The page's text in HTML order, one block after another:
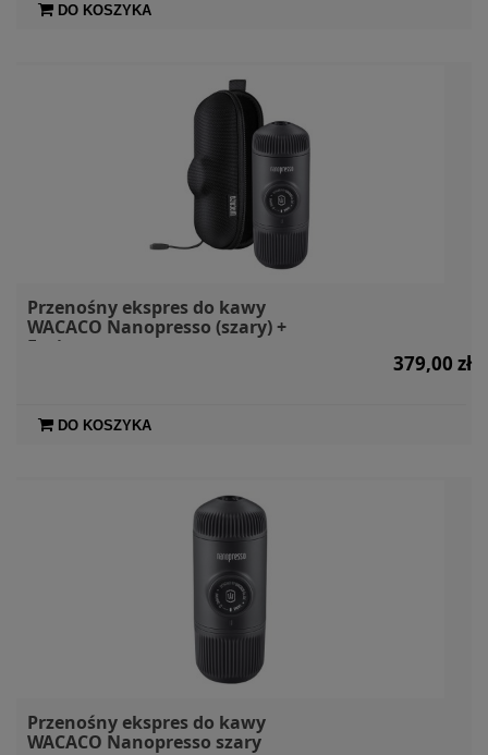
DO KOSZYKA
Przenośny ekspres do kawy
WACACO Nanopresso (szary) +
Etui
379,00 zł
DO KOSZYKA
Przenośny ekspres do kawy
WACACO Nanopresso szary